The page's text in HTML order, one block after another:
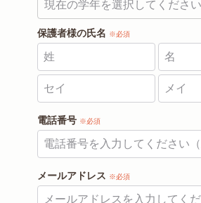
保護者様の氏名 ※必須
電話番号 ※必須
メールアドレス ※必須